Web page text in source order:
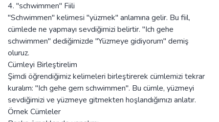
4. "schwimmen" Fiili
"Schwimmen" kelimesi "yüzmek" anlamına gelir. Bu fiil,
cümlede ne yapmayı sevdiğimizi belirtir. "Ich gehe
schwimmen" dediğimizde "Yüzmeye gidiyorum" demiş
oluruz.
Cümleyi Birleştirelim
Şimdi öğrendiğimiz kelimeleri birleştirerek cümlemizi tekrar
kuralım: "Ich gehe gern schwimmen". Bu cümle, yüzmeyi
sevdiğimizi ve yüzmeye gitmekten hoşlandığımızı anlatır.
Örnek Cümleler